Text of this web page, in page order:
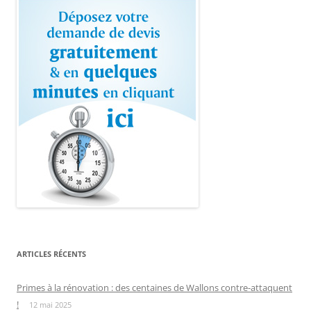
ARTICLES RÉCENTS
Primes à la rénovation : des centaines de Wallons contre-attaquent
!
12 mai 2025